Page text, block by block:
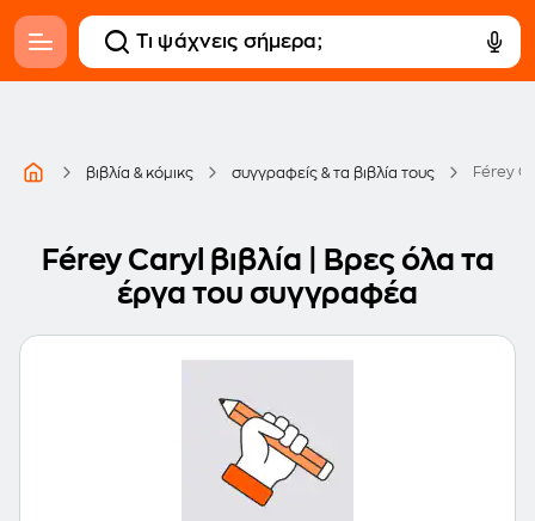
βιβλία & κόμικς συγγραφείς & τα βιβλία τους Férey
Férey Caryl βιβλία | Βρες όλα τα
έργα του συγγραφέα